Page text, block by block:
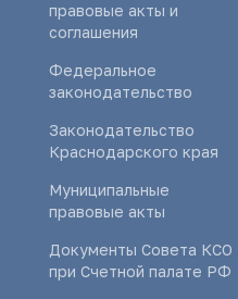
правовые акты и
соглашения
Федеральное
законодательство
Законодательство
Краснодарского края
Муниципальные
правовые акты
Документы Совета КСО
при Счетной палате РФ